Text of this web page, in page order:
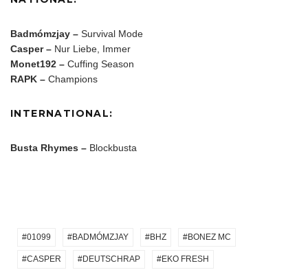
Badmómzjay – Survival Mode
Casper – Nur Liebe, Immer
Monet192 – Cuffing Season
RAPK – Champions
INTERNATIONAL:
Busta Rhymes – Blockbusta
01099 BADMÓMZJAY BHZ BONEZ MC
CASPER DEUTSCHRAP EKO FRESH